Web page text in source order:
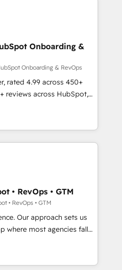
AI-powered automation,
proof of trust built through
Onboarding &
Onboarding & RevOps
rated 4.99 across 450+
reviews across HubSpot,
HubSpot-certified
across 25+
led, onboarding-
and build AI-powered
around your business,
Move from any legacy
data integrity. ➤
and service wired
Layer Breeze AI,
• RevOps • GTM
• RevOps • GTM
Our approach sets us
strategy with technical
problem with the right